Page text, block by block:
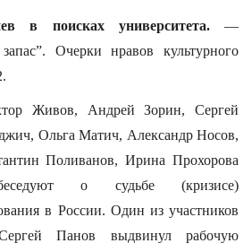
в поисках университета.—
Очерки нравов культурного
Живов, Андрей Зорин, Сергей
Ольга Матич, Александр Носов,
Поливанов, Ирина Прохорова
беседуют о судьбе (кризисе)
в России. Один из участников
Панов выдвинул рабочую